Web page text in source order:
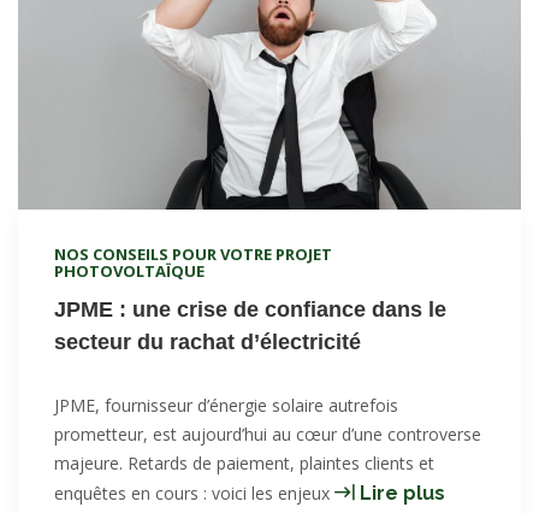
NOS CONSEILS POUR VOTRE PROJET
PHOTOVOLTAÏQUE
JPME : une crise de confiance dans le
secteur du rachat d’électricité
JPME, fournisseur d’énergie solaire autrefois
prometteur, est aujourd’hui au cœur d’une controverse
majeure. Retards de paiement, plaintes clients et
enquêtes en cours : voici les enjeux
Lire plus